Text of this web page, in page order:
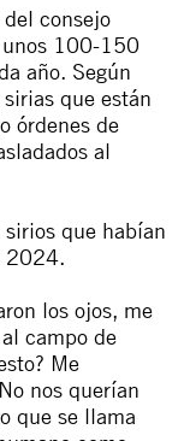
consejo
unos 100-150
año. Según
que están
órdenes de
al
que habían
2024.
los ojos, me
campo de
Me
nos querían
que se llama